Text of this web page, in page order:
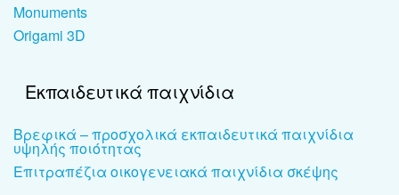
Monuments
Origami 3D
Εκπαιδευτικά παιχνίδια
Βρεφικά – προσχολικά εκπαιδευτικά παιχνίδια
υψηλής ποιότητας
Επιτραπέζια οικογενειακά παιχνίδια σκέψης